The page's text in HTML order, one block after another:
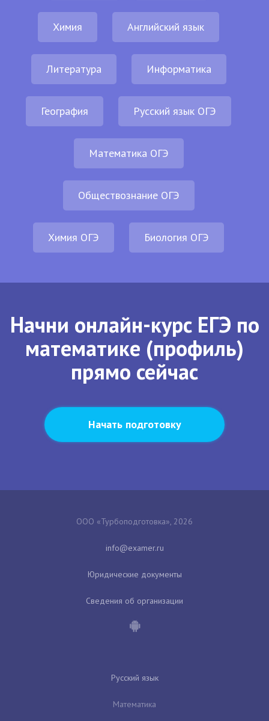
Химия Английский язык
Литература Информатика
География Русский язык ОГЭ
Математика ОГЭ
Обществознание ОГЭ
Химия ОГЭ Биология ОГЭ
Начни онлайн-курс ЕГЭ по
математике (профиль)
прямо сейчас
Начать подготовку
ООО «Турбоподготовка», 2026
Юридические документы
Сведения об организации
Русский язык
Математика